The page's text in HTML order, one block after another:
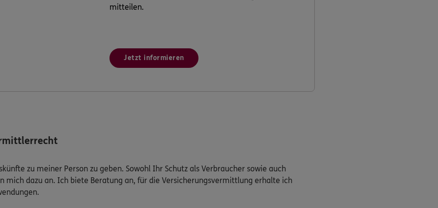
mitteilen.
Jetzt informieren
zu meiner Person zu geben. Sowohl Ihr Schutz als Verbraucher sowie auch
mich dazu an. Ich biete Beratung an, für die Versicherungsvermittlung erhalte ich